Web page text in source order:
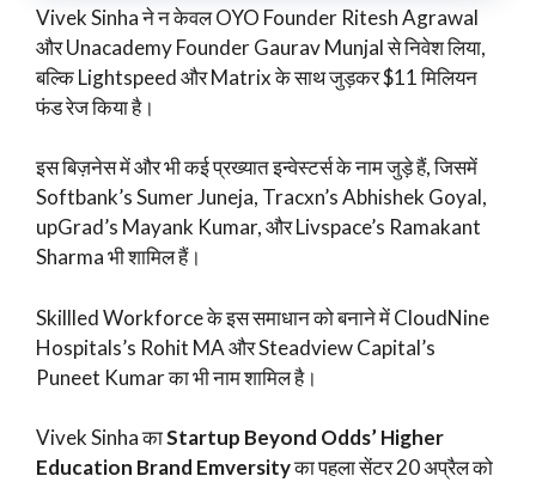
Vivek Sinha ने न केवल OYO Founder Ritesh Agrawal
और Unacademy Founder Gaurav Munjal से निवेश लिया,
बल्कि Lightspeed और Matrix के साथ जुड़कर $11 मिलियन
फंड रेज किया है।
इस बिज़नेस में और भी कई प्रख्यात इन्वेस्टर्स के नाम जुड़े हैं, जिसमें
Softbank’s Sumer Juneja, Tracxn’s Abhishek Goyal,
upGrad’s Mayank Kumar, और Livspace’s Ramakant
Sharma भी शामिल हैं।
Skillled Workforce के इस समाधान को बनाने में CloudNine
Hospitals’s Rohit MA और Steadview Capital’s
Puneet Kumar का भी नाम शामिल है।
Vivek Sinha काStartup Beyond Odds’ Higher
Education Brand Emversityका पहला सेंटर 20 अप्रैल को